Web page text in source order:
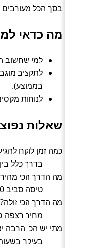
בסך הכל מעורבים 28 מפעילים ו־6 תחנות מוצא/יעד.
מה כדאי
למי שחשוב
בממוצע).
לנוחות
שאלות
כמה זמן לוקח
בדרך כלל בין 50 דק׳ ל־28.8 שעות (טיסה).
מה הדרך הכי
טיסה סביב 50 דק׳.
מה הדרך הכי זולה?
מחיר רצפה סביב 168
מתי יש הכי הרבה
בעיקר בשעות הבוקר